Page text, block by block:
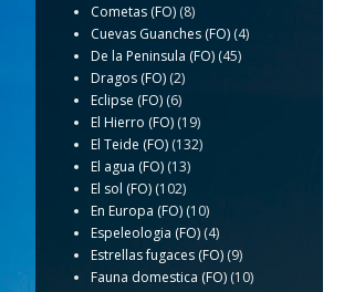
Cometas (FO) (8)
Cuevas Guanches (FO) (4)
De la Peninsula (FO) (45)
Dragos (FO) (2)
Eclipse (FO) (6)
El Hierro (FO) (19)
El Teide (FO) (132)
El agua (FO) (13)
El sol (FO) (102)
En Europa (FO) (10)
Espeleologia (FO) (4)
Estrellas fugaces (FO) (9)
Fauna domestica (FO) (10)